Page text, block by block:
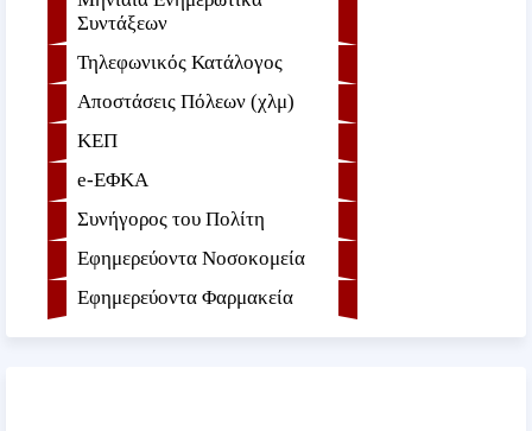
Συντάξεων
Τηλεφωνικός Κατάλογος
Αποστάσεις Πόλεων (χλμ)
ΚΕΠ
e-ΕΦKA
Συνήγορος του Πολίτη
Εφημερεύοντα Νοσοκομεία
Εφημερεύοντα Φαρμακεία